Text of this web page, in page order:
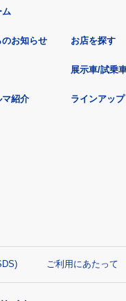
ム
お知らせ
マ紹介
お店を探す
展示車/試乗
ラインアップ
ご利用にあたって